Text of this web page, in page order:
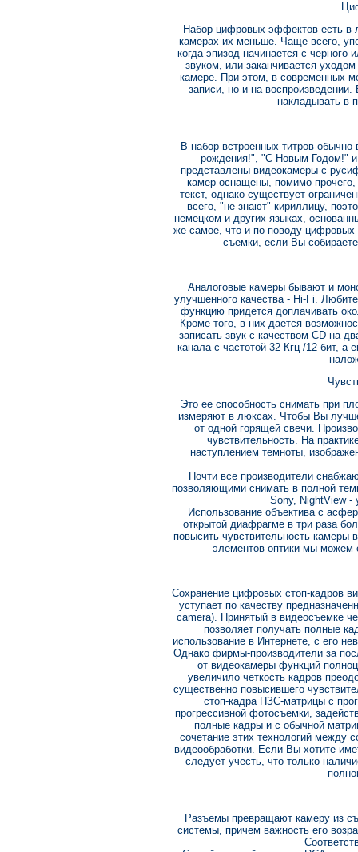
Набор цифровых эффектов есть в
камерах их меньше. Чаще всего,
когда эпизод начинается с
звуком, или заканчивается
камере. При этом, в современных
записи, но и на
накладывать в
В набор встроенных титров
рождения!", "С Новым Годом!" и
представлены видеокамеры с
камер оснащены, помимо
текст, однако существует
всего, "не знают" кириллицу,
немецком и других языках,
же самое, что и по поводу
съемки, если Вы
Аналоговые камеры бывают и
улучшенного качества - Hi-Fi.
функцию придется доплачивать
Кроме того, в них дается
записать звук с качеством CD на
канала с частотой 32 Кгц /12 бит,
Это ее способность снимать при
измеряют в люксах. Чтобы Вы
от одной горящей свечи.
чувствительность. На
наступлением темноты,
Почти все производители
позволяющими снимать в полной
Sony, NightView -
Использование объектива с
открытой диафрагме в три раза
повысить чувствительность камеры
элементов оптики мы можем
Сохранение цифровых стоп-кадров
уступает по качеству
camera). Принятый в видеосъемке
позволяет получать полные
использование в Интернете, с его
Однако фирмы-производители за
от видеокамеры функций
увеличило четкость кадров
существенно повысившего
стоп-кадра ПЗС-матрицы с
прогрессивной фотосъемки,
полные кадры и с обычной
сочетание этих технологий между
видеообработки. Если Вы хотите
следует учесть, что только
Разъемы превращают камеру из
системы, причем важность его